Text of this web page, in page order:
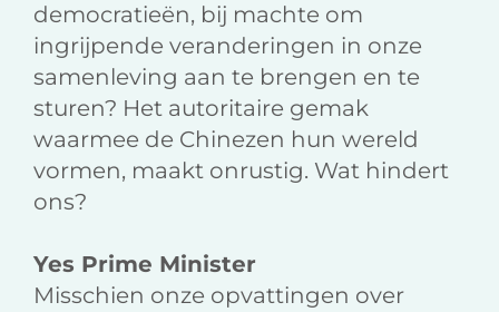
democratieën, bij machte om
ingrijpende veranderingen in onze
samenleving aan te brengen en te
sturen? Het autoritaire gemak
waarmee de Chinezen hun wereld
vormen, maakt onrustig. Wat hindert
ons?
Yes Prime Minister
Misschien onze opvattingen over